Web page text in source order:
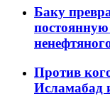
Баку
Против
Исламабад